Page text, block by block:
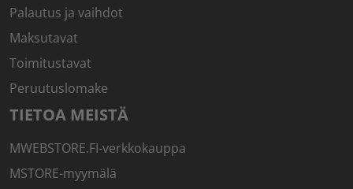
Palautus ja vaihdot
Maksutavat
Toimitustavat
Peruutuslomake
TIETOA MEISTÄ
MWEBSTORE.FI-verkkokauppa
MSTORE-myymälä